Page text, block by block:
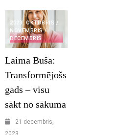
2023. OKTOBRIS /
NOVEMBRIS /
DECEMBRIS
Laima Buša:
Transformējošs
gads – visu
sākt no sākuma
21 decembris,
2023